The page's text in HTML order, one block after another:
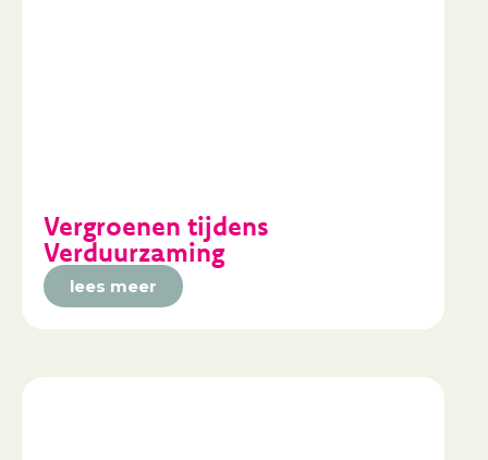
Vergroenen tijdens
Verduurzaming
lees meer